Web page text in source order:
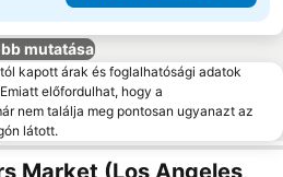
mutatása
kapott árak és foglalhatósági adatok
előfordulhat, hogy a
nem találja meg pontosan ugyanazt az
látott.
Market (Los Angeles,